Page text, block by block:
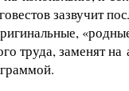
зазвучит
труда, заменят на